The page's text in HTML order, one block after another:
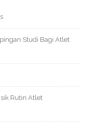
Studi Bagi Atlet
Rutin Atlet